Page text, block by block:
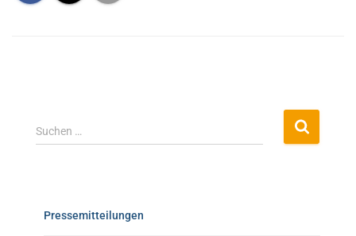
Suchen …
Pressemitteilungen